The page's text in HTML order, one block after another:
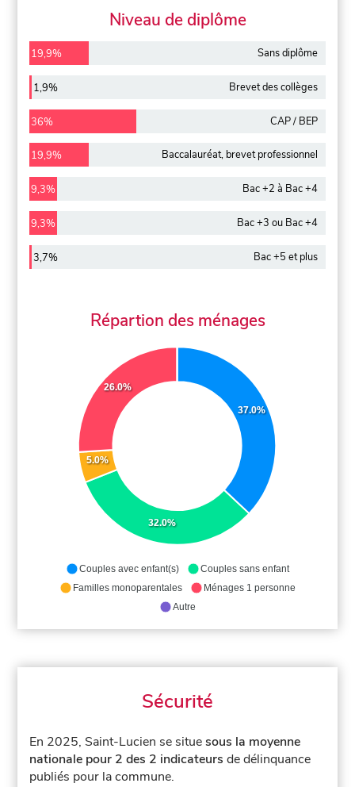
Niveau de diplôme
19,9% Sans diplôme
1,9% Brevet des collèges
36% CAP / BEP
19,9% Baccalauréat, brevet professionnel
9,3% Bac +2 à Bac +4
9,3% Bac +3 ou Bac +4
3,7% Bac +5 et plus
Répartion des ménages
37.0%
32.0%
5.0%
26.0%
Couples avec enfant(s)
Couples sans enfant
Familles monoparentales
Ménages 1 personne
Autre
Sécurité
En 2025, Saint-Lucien se situesous la moyenne
nationale pour 2 des 2 indicateurs de délinquance
publiés pour la commune.